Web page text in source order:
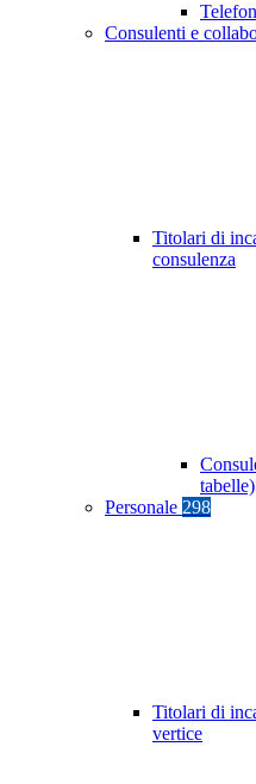
Consulenti e
Titolari di
consulenza
tabelle)
Personale 298
Titolari di
vertice